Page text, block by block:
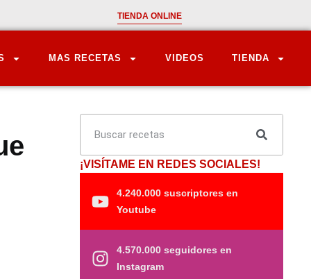
TIENDA ONLINE
MAS RECETAS VIDEOS TIENDA
¡VISÍTAME EN REDES SOCIALES!
4.240.000 suscriptores en
Youtube
4.570.000 seguidores en
Instagram